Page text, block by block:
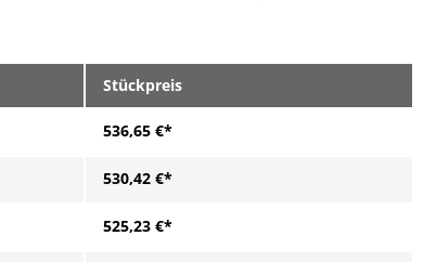
Stückpreis
536,65 €*
530,42 €*
525,23 €*